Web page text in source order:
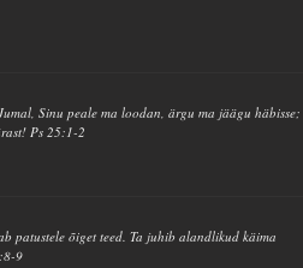
Sinu peale ma loodan, ärgu ma jäägu häbisse;
Ps 25:1-2
patustele õiget teed. Ta juhib alandlikud käima
9